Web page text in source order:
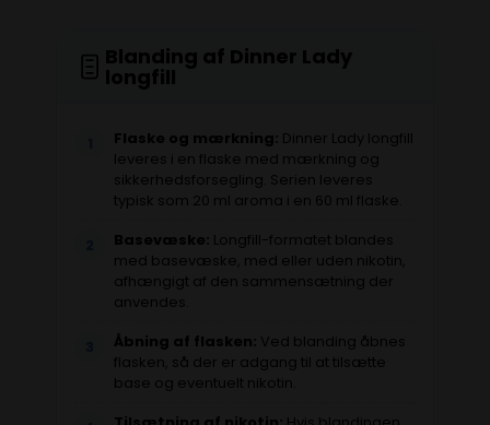
Blanding af Dinner Lady
longfill
Flaske og mærkning: Dinner Lady longfill
leveres i en flaske med mærkning og
sikkerhedsforsegling. Serien leveres
typisk som 20 ml aroma i en 60 ml flaske.
Basevæske: Longfill-formatet blandes
med basevæske, med eller uden nikotin,
afhængigt af den sammensætning der
anvendes.
Åbning af flasken: Ved blanding åbnes
flasken, så der er adgang til at tilsætte
base og eventuelt nikotin.